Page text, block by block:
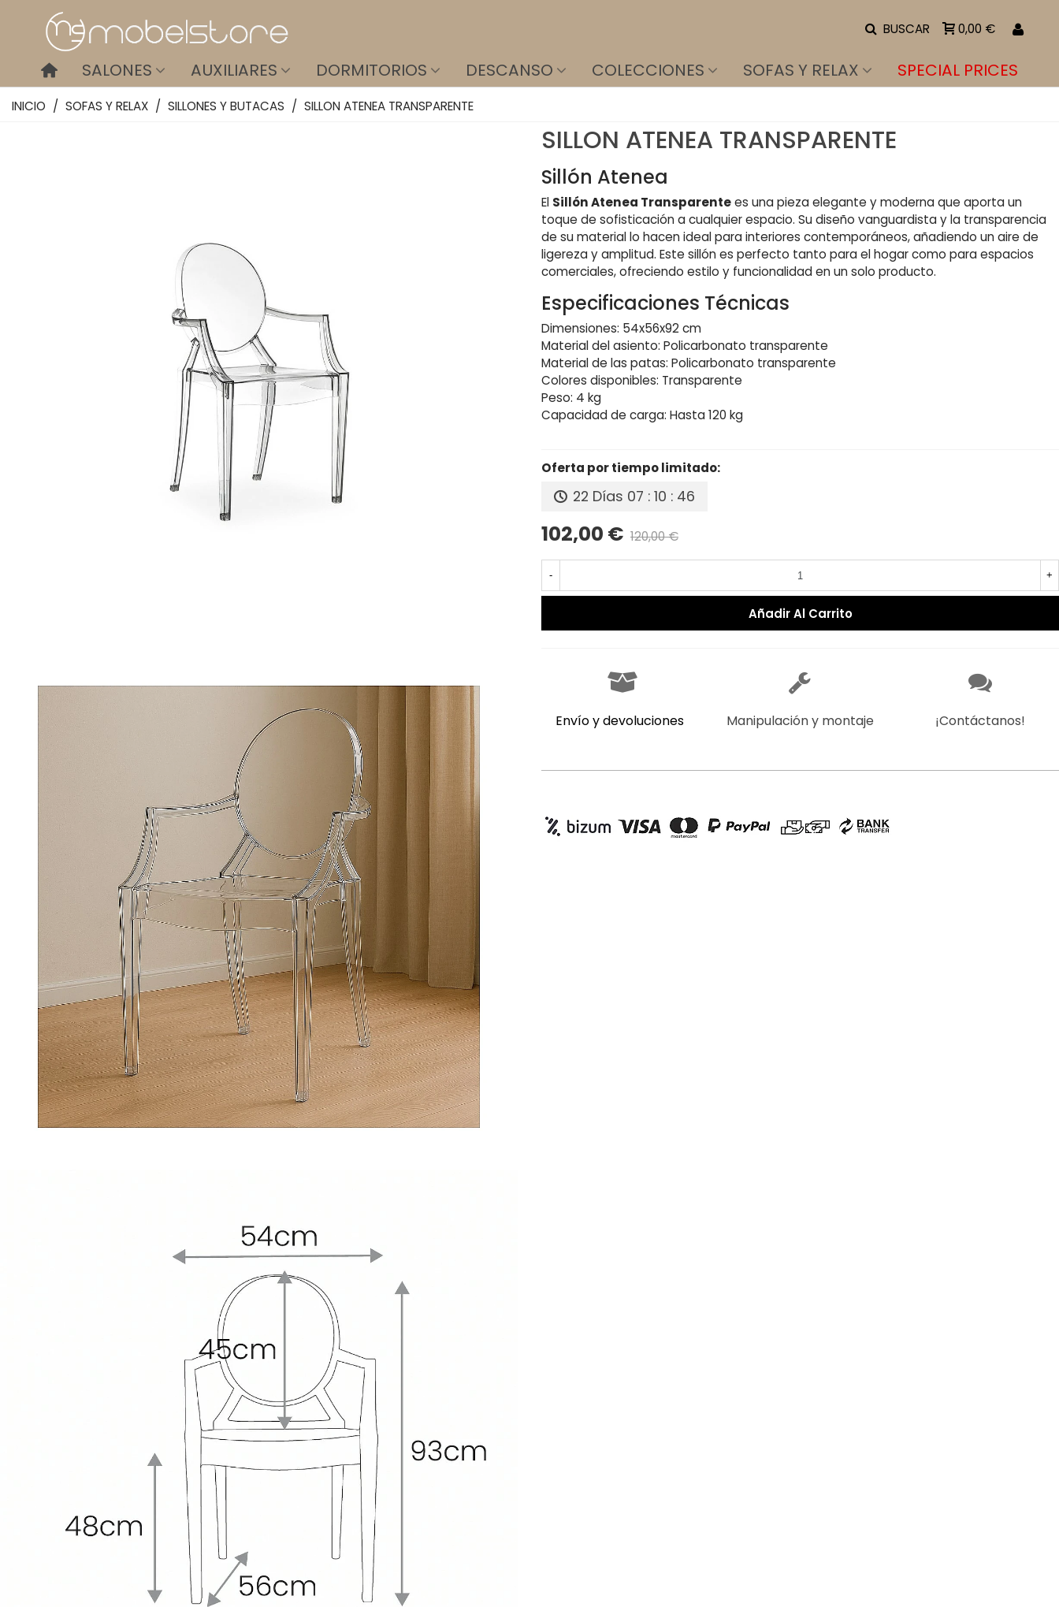
BUSCAR 0,00 €
SALONES AUXILIARES DORMITORIOS DESCANSO COLECCIONES SOFAS Y RELAX SPECIAL PRICES
INICIO / SOFAS Y RELAX / SILLONES Y BUTACAS / SILLON ATENEA TRANSPARENTE
SILLON ATENEA TRANSPARENTE
Sillón Atenea
El Sillón Atenea Transparentees una pieza elegante y moderna que aporta un
toque de sofisticación a cualquier espacio. Su diseño vanguardista y la transparencia
de su material lo hacen ideal para interiores contemporáneos, añadiendo un aire de
ligereza y amplitud. Este sillón es perfecto tanto para el hogar como para espacios
comerciales, ofreciendo estilo y funcionalidad en un solo producto.
Especificaciones Técnicas
Dimensiones: 54x56x92 cm
Material del asiento: Policarbonato transparente
Material de las patas: Policarbonato transparente
Colores disponibles: Transparente
Peso: 4 kg
Capacidad de carga: Hasta 120 kg
Oferta por tiempo limitado:
22 Días 07 : 10 : 45
102,00 € 120,00 €
- +
Añadir Al Carrito
Envío y devoluciones Manipulación y montaje ¡Contáctanos!